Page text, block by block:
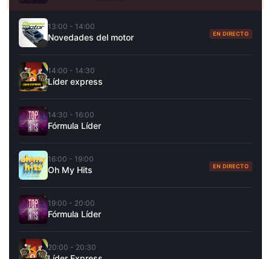
13:00 - 14:00
Novedades del motor EN DIRECTO
14:00 - 14:30
Líder express
14:30 - 16:00
Fórmula Líder
16:00 - 19:00
Oh My Hits EN DIRECTO
19:00 - 20:00
Fórmula Líder
20:00 - 20:30